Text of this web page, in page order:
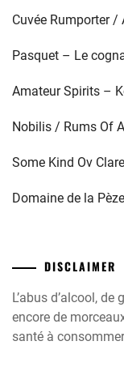
Cuvée Rumporter /
Pasquet – Le
Amateur Spirits –
Nobilis / Rums Of
Some Kind Ov
Domaine de la Pèze
DISCLAIMER
L’abus d’alcool,
encore de
santé à